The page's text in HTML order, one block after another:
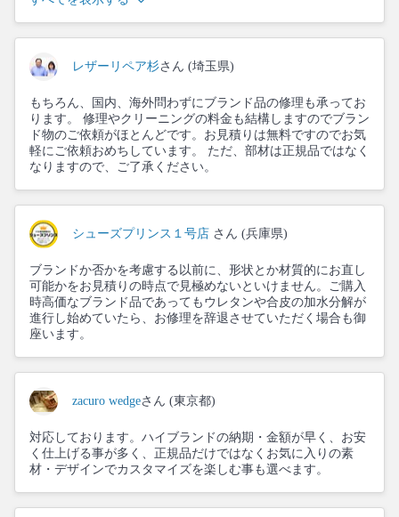
レザーリペア杉さん (埼玉県)
もちろん、国内、海外問わずにブランド品の修理も承ってお
ります。 修理やクリーニングの料金も結構しますのでブラン
ド物のご依頼がほとんどです。お見積りは無料ですのでお気
軽にご依頼おめちしています。 ただ、部材は正規品ではなく
なりますので、ご了承ください。
シューズプリンス１号店 さん (兵庫県)
ブランドか否かを考慮する以前に、形状とか材質的にお直し
可能かをお見積りの時点で見極めないといけません。ご購入
時高価なブランド品であってもウレタンや合皮の加水分解が
進行し始めていたら、お修理を辞退させていただく場合も御
座います。
zacuro wedgeさん (東京都)
対応しております。ハイブランドの納期・金額が早く、お安
く仕上げる事が多く、正規品だけではなくお気に入りの素
材・デザインでカスタマイズを楽しむ事も選べます。